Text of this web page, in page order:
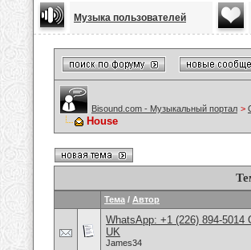
Музыка пользователей
Bisound.com - Музыкальный портал >
House
Тема / Автор
WhatsApp: +1 (226) 894-
UK
James34